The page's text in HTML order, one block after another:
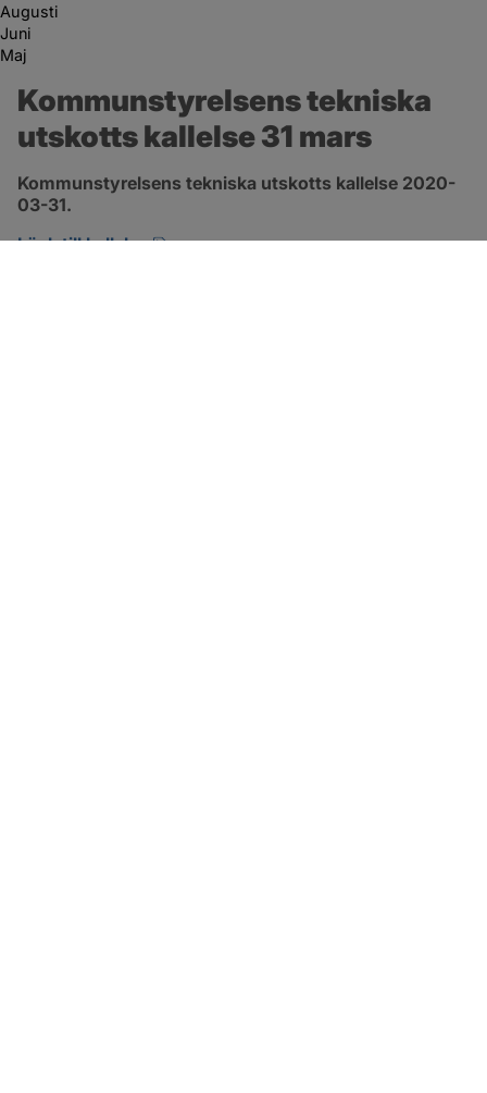
Augusti
Juni
Maj
Kommunstyrelsens tekniska
utskotts kallelse 31 mars
Kommunstyrelsens tekniska utskotts kallelse 2020-
03-31.
Länk till kallelse
pdf, öppnas i nytt fönster.